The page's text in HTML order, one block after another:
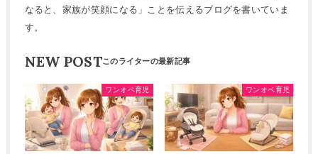
なると、家族が笑顔になる」ことを伝えるブログを書いていま
す。
NEW POST
ワンオペ育児 ワンオペ育児